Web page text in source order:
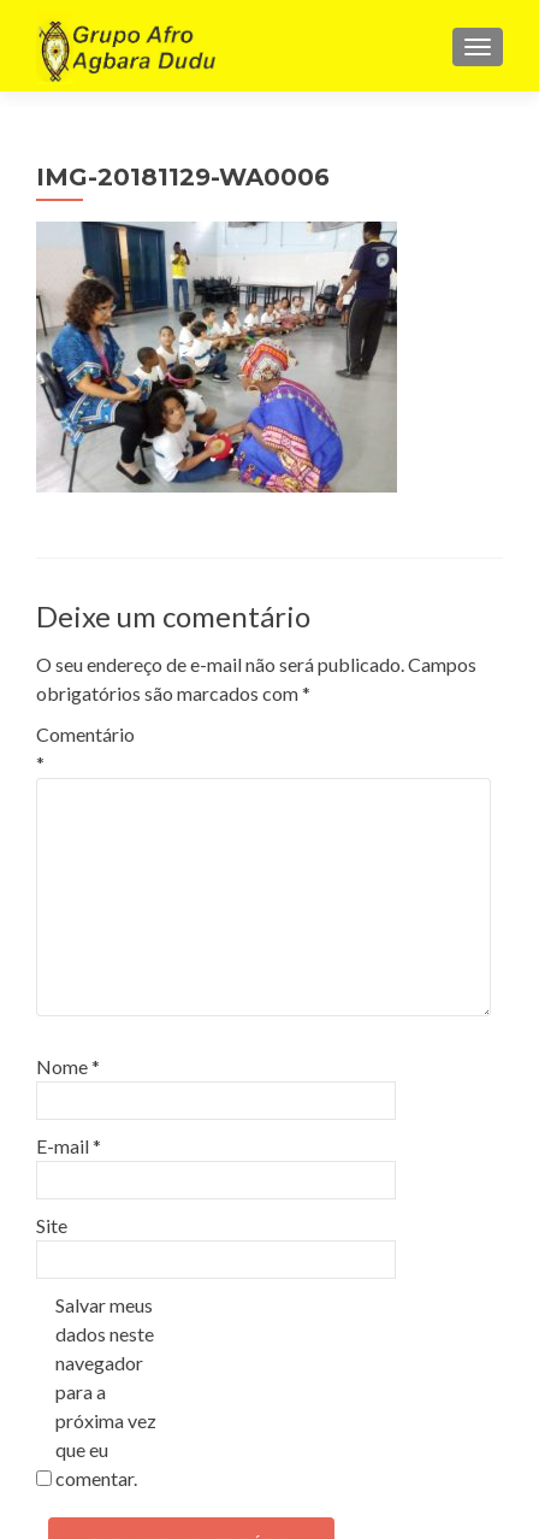
IMG-20181129-WA0006
Deixe um comentário
O seu endereço de e-mail não será publicado.Campos
obrigatórios são marcados com*
Comentário
*
Nome*
E-mail*
Site
Salvar meus
dados neste
navegador
para a
próxima vez
que eu
comentar.